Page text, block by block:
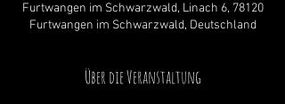
Furtwangen im Schwarzwald, Linach 6, 78120
Furtwangen im Schwarzwald, Deutschland
Über die Veranstaltung